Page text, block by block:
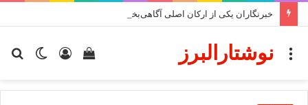
تغییر
ورود
دیدن
خرید
نوشتارالبرزمنو